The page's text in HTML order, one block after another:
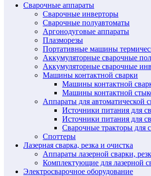
Сварочные аппараты
Сварочные инверторы
Сварочные полуавтоматы
Аргонодуговые аппараты
Плазморезы
Портативные машины
Аккумуляторные сварочные
Аккумуляторные сварочные
Машины контактной сварки
Машины контактной
Машины контактной
Аппараты для автоматической
Источники питания для
Источники питания для
Сварочные тракторы для
Споттеры
Лазерная сварка, резка и очистка
Аппараты лазерной сварки,
Комплектующие для лазерной
Электросварочное оборудование